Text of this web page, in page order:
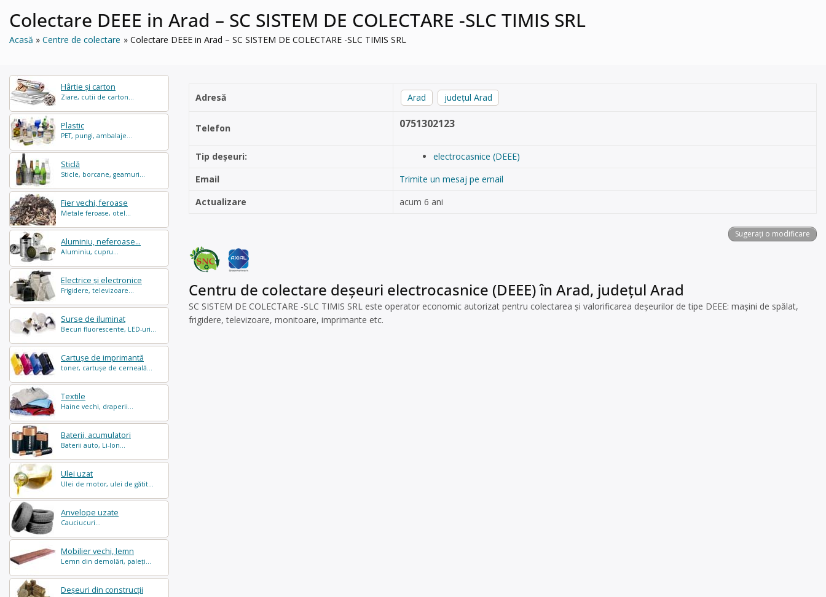
Colectare DEEE in Arad – SC SISTEM DE COLECTARE -SLC TIMIS SRL
Acasă Centre de colectare Colectare DEEE in Arad – SC SISTEM DE COLECTARE -SLC TIMIS SRL
Hârtie și carton
Ziare, cutii de carton...
Plastic
PET, pungi, ambalaje...
Sticlă
Sticle, borcane, geamuri...
Fier vechi, feroase
Metale feroase, otel...
Aluminiu, neferoase...
Aluminiu, cupru...
Electrice și electronice
Frigidere, televizoare...
Surse de iluminat
Becuri fluorescente, LED-uri...
Cartușe de imprimantă
toner, cartușe de cerneală...
Textile
Haine vechi, draperii...
Baterii, acumulatori
Baterii auto, Li-Ion...
Ulei uzat
Ulei de motor, ulei de gătit...
Anvelope uzate
Cauciucuri...
Mobilier vechi, lemn
Lemn din demolări, paleți...
Deșeuri din construcții
Adresă Arad județul Arad
Telefon 0751302123
Tip deșeuri:
electrocasnice (DEEE)
Email
Trimite un mesaj pe email
Actualizare
acum 6 ani
Sugerați o modificare
Centru de colectare deșeuri electrocasnice (DEEE) în Arad, județul Arad
SC SISTEM DE COLECTARE -SLC TIMIS SRL este operator economic autorizat pentru colectarea și valorificarea deșeurilor de tipe DEEE: mașini de spălat,
frigidere, televizoare, monitoare, imprimante etc.